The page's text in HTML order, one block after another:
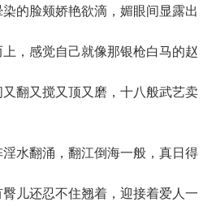
的脸颊娇艳欲滴，媚眼间显露出
，感觉自己就像那银枪白马的赵
翻又搅又顶又磨，十八般武艺卖
翻涌，翻江倒海一般，真日得
儿还忍不住翘着，迎接着爱人一